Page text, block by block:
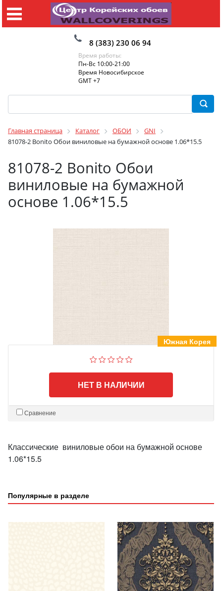
8 (383) 230 06 94
Время работы:
Пн-Вс 10:00-21:00
Время Новосибирское
GMT +7
Главная страница Каталог ОБОИ
GNI
81078-2 Bonito Обои виниловые на бумажной основе 1.06*15.5
81078-2 Bonito Обои
виниловые на бумажной
основе 1.06*15.5
Южная Корея
НЕТ В НАЛИЧИИ
Сравнение
Классические виниловые обои на бумажной основе
1.06*15.5
Популярные в разделе